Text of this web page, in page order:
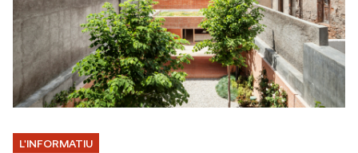
L'INFORMATIU